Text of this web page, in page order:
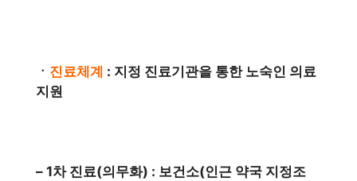
ㆍ 진료체계 : 지정 진료기관을 통한 노숙인 의료
지원
– 1차 진료(의무화) : 보건소(인근 약국 지정조